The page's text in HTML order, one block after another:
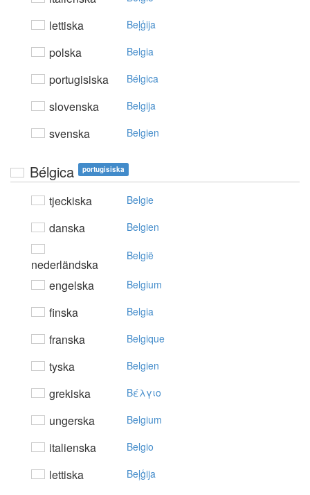
lettiska Beļģija
polska Belgia
portugisiska Bélgica
slovenska Belgija
svenska Belgien
Bélgica portugisiska
tjeckiska Belgie
danska Belgien
nederländska
België
engelska Belgium
finska Belgia
franska Belgique
tyska Belgien
grekiska Bέλγιo
ungerska Belgium
italienska Belgio
lettiska Beļģija